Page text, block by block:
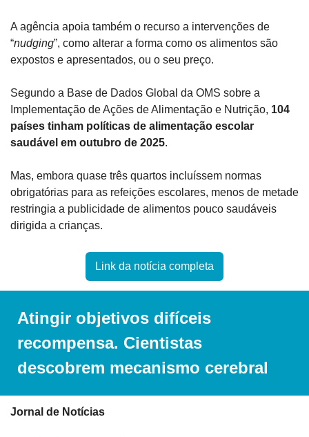
A agência apoia também o recurso a intervenções de
“nudging”, como alterar a forma como os alimentos são
expostos e apresentados, ou o seu preço.
Segundo a Base de Dados Global da OMS sobre a
Implementação de Ações de Alimentação e Nutrição, 104
países tinham políticas de alimentação escolar
saudável em outubro de 2025.
Mas, embora quase três quartos incluíssem normas
obrigatórias para as refeições escolares, menos de metade
restringia a publicidade de alimentos pouco saudáveis
dirigida a crianças.
Link da notícia completa
Atingir objetivos difíceis
recompensa. Cientistas
descobrem mecanismo cerebral
Jornal de Notícias